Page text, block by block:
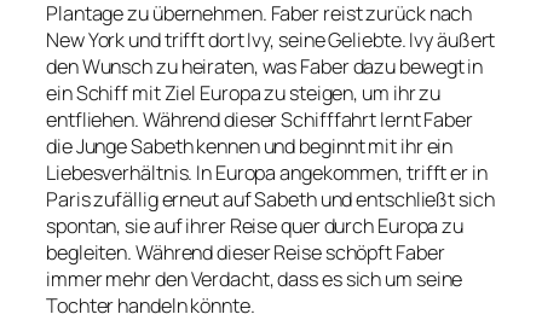
Plantage zu übernehmen. Faber reist zurück nach
New York und trifft dort Ivy, seine Geliebte. Ivy äußert
den Wunsch zu heiraten, was Faber dazu bewegt in
ein Schiff mit Ziel Europa zu steigen, um ihr zu
entfliehen. Während dieser Schifffahrt lernt Faber
die Junge Sabeth kennen und beginnt mit ihr ein
Liebesverhältnis. In Europa angekommen, trifft er in
Paris zufällig erneut auf Sabeth und entschließt sich
spontan, sie auf ihrer Reise quer durch Europa zu
begleiten. Während dieser Reise schöpft Faber
immer mehr den Verdacht, dass es sich um seine
Tochter handeln könnte.